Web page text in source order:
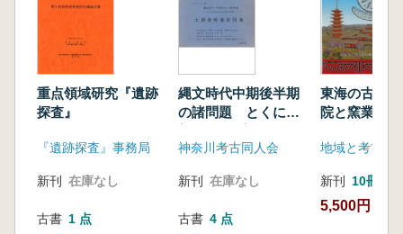
重点領域研究『遺跡
探査』
『遺跡探査』事務局
新刊 在庫なし
古書 1 点
縄文時代中期後半期
の諸問題 とくに加
器との関係につい
集
神奈川考古同人会
新刊 在庫なし
古書 4 点
東海の古代
院と窯業生
冊組)
地域と考古学
新刊 10冊以上
5,500円